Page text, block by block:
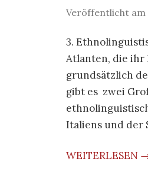
Veröffentlicht am
3.
Atlanten, die ihr
grundsätzlich
gibt es zwei
Italiens und der
WEITERLESEN